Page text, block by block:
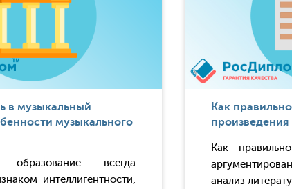
в музыкальный
музыкального
образование всегда
интеллигентности,
Как
произведения
Как
анализ